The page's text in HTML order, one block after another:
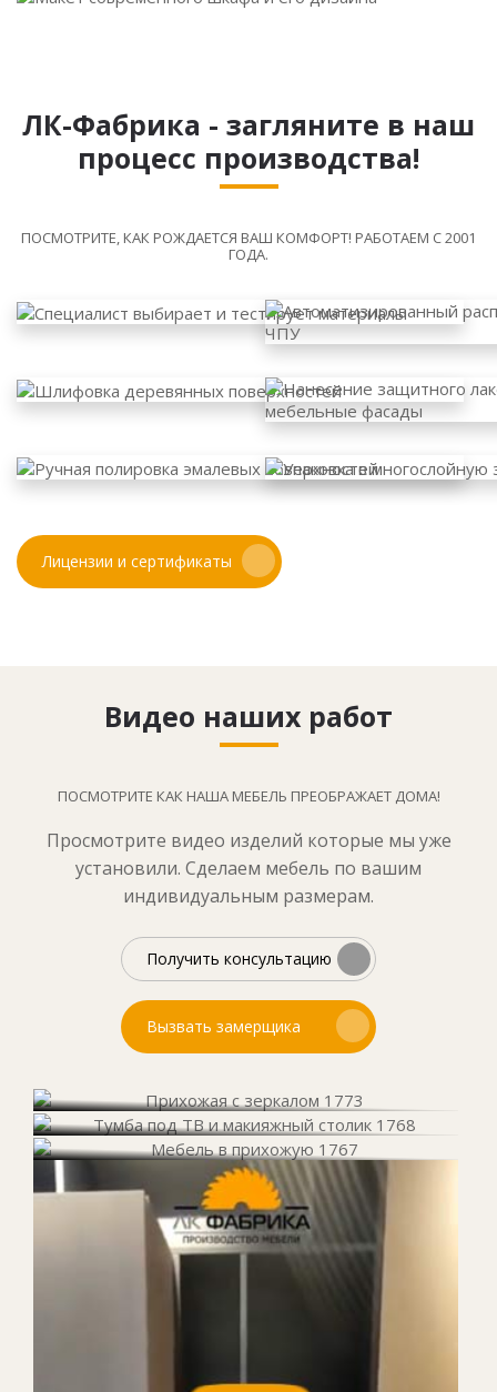
ЛК-Фабрика - загляните в наш
процесс производства!
ПОСМОТРИТЕ, КАК РОЖДАЕТСЯ ВАШ КОМФОРТ! РАБОТАЕМ С 2001
ГОДА.
Лицензии и сертификаты
Видео наших работ
ПОСМОТРИТЕ КАК НАША МЕБЕЛЬ ПРЕОБРАЖАЕТ ДОМА!
Просмотрите видео изделий которые мы уже
установили. Сделаем мебель по вашим
индивидуальным размерам.
Получить консультацию
Вызвать замерщика